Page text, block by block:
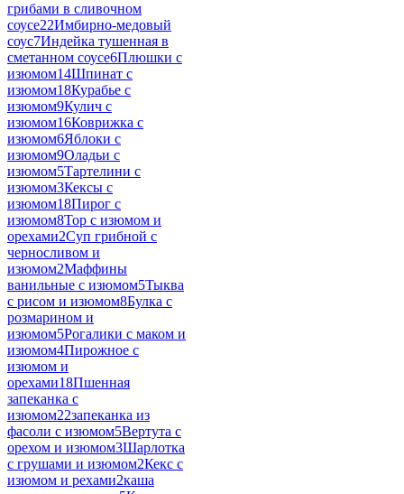
грибами в сливочном
соусе22Имбирно-медовый
соус7Индейка тушенная в
сметанном соусе6Плюшки с
изюмом14Шпинат с
изюмом18Курабье с
изюмом9Кулич с
изюмом16Коврижка с
изюмом6Яблоки с
изюмом9Оладьи с
изюмом5Тартелини с
изюмом3Кексы с
изюмом18Пирог с
изюмом8Тор с изюмом и
орехами2Суп грибной с
черносливом и
изюмом2Маффины
ванильные с изюмом5Тыква
с рисом и изюмом8Булка с
розмарином и
изюмом5Рогалики с маком и
изюмом4Пирожное с
изюмом и
орехами18Пшенная
запеканка с
изюмом22запеканка из
фасоли с изюмом5Вертута с
орехом и изюмом3Шарлотка
с грушами и изюмом2Кекс с
изюмом и рехами2каша